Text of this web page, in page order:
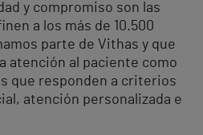
y compromiso son las
a los más de 10.500
parte de Vithas y que
atención al paciente como
que responden a criterios
atención personalizada e